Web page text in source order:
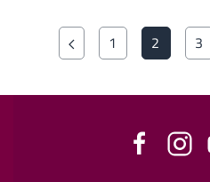
1 2 3